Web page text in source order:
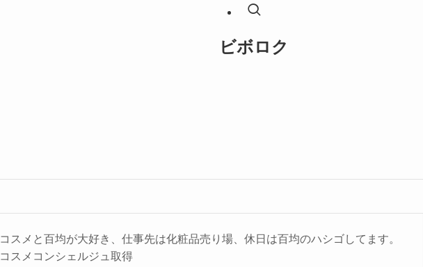
ビボロク
コスメと百均が大好き、仕事先は化粧品売り場、休日は百均のハシゴしてます。
コスメコンシェルジュ取得